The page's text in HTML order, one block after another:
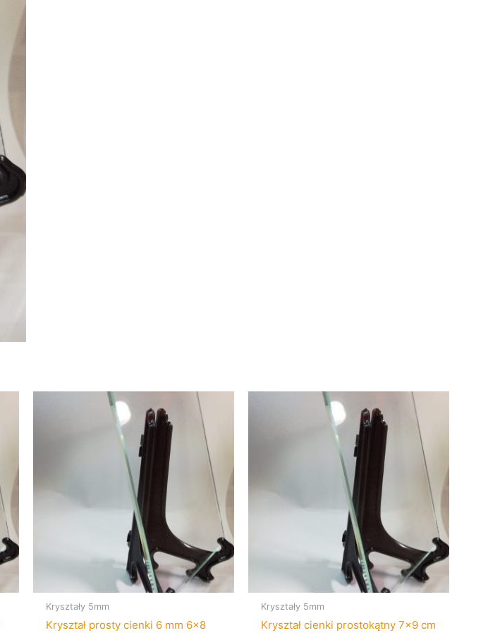
Kryształy 5mm
Kryształ prosty cienki 6 mm 6×8
Kryształy 5mm
Kryształ cienki prostokątny 7×9 cm